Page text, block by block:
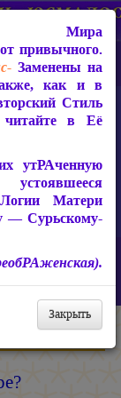
2007-2026 гг.
ХРИСТОС
Мира
привычного.
Заменены на
как и в
Стиль
в Её
утРАченную
Матери
— Сурьскому-
Закрыть